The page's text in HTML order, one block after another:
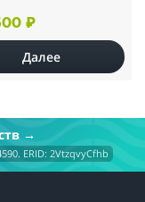
₽
Далее
ERID: 2VtzqvyCfhb